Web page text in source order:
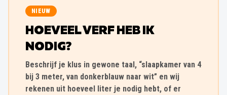
NIEUW
HOEVEEL VERF HEB IK
NODIG?
Beschrijf je klus in gewone taal, “slaapkamer van 4
bij 3 meter, van donkerblauw naar wit” en wij
rekenen uit hoeveel liter je nodig hebt, of er